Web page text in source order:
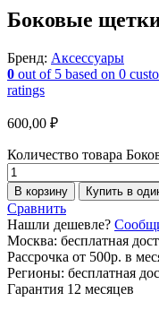
Боковые
Бренд: Аксессуары
0 out of 5 based on 0
ratings
600,00 ₽
Количество товара
В корзину Купить в
Сравнить
Нашли дешевле?
Москва: бесплатная
Рассрочка от 500р. в
Регионы: бесплатная
Гарантия 12 месяцев